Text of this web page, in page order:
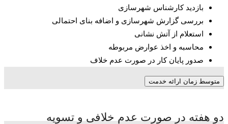
بازدید کارشناس شهرسازی
بررسی گزارش شهرسازی و اضافه بنای احتمالی
استعلام از آتش نشانی
محاسبه و اخذ عوارض مربوطه
صدور پایان کار در صورت عدم خلاف
متوسط زمان ارائه خدمت
دو هفته در صورت عدم خلافی و تسویه